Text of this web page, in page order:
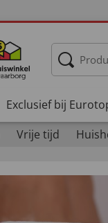
Exclusief bij
Vrije tijd